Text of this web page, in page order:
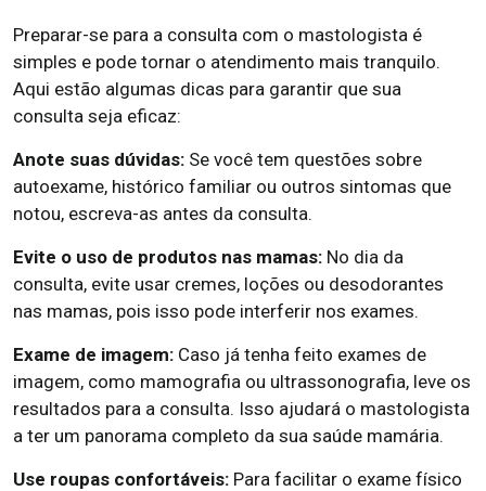
Preparar-se para a consulta com o mastologista é
simples e pode tornar o atendimento mais tranquilo.
Aqui estão algumas dicas para garantir que sua
consulta seja eficaz:
Anote suas dúvidas: Se você tem questões sobre
autoexame, histórico familiar ou outros sintomas que
notou, escreva-as antes da consulta.
Evite o uso de produtos nas mamas: No dia da
consulta, evite usar cremes, loções ou desodorantes
nas mamas, pois isso pode interferir nos exames.
Exame de imagem: Caso já tenha feito exames de
imagem, como mamografia ou ultrassonografia, leve os
resultados para a consulta. Isso ajudará o mastologista
a ter um panorama completo da sua saúde mamária.
Use roupas confortáveis: Para facilitar o exame físico